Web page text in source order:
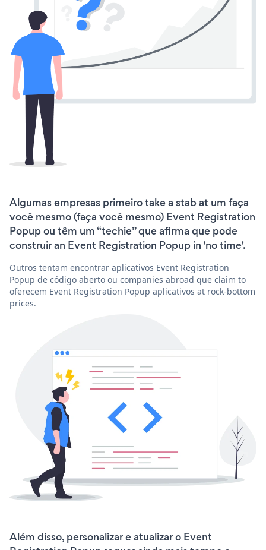
Algumas empresas primeiro take a stab at um faça
você mesmo (faça você mesmo) Event Registration
Popup ou têm um “techie” que afirma que pode
construir an Event Registration Popup in 'no time'.
Outros tentam encontrar aplicativos Event Registration
Popup de código aberto ou companies abroad que claim to
oferecem Event Registration Popup aplicativos at rock-bottom
prices.
Além disso, personalizar e atualizar o Event